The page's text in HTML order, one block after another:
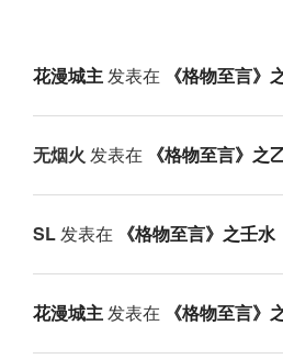
花漫城主发表在 《格物至言》
无烟火 发表在 《格物至言》之
SL发表在 《格物至言》之壬水
花漫城主发表在 《格物至言》